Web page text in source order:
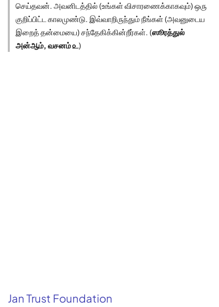
செய்தவன். அவனிடத்தில் (உங்கள் விசாரணைக்காகவும்) ஒரு
குறிப்பிட்ட காலமுண்டு. இவ்வாறிருந்தும் நீங்கள் (அவனுடைய
இறைத் தன்மையை) சந்தேகிக்கின்றீர்கள். (ஸூரத்துல்
அன்ஆம், வசனம் ௨)
Jan Trust Foundation